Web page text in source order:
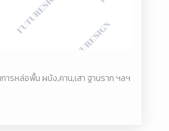
การหล่อพื้น ผนัง,คาน,เสา ฐานราก ฯลฯ